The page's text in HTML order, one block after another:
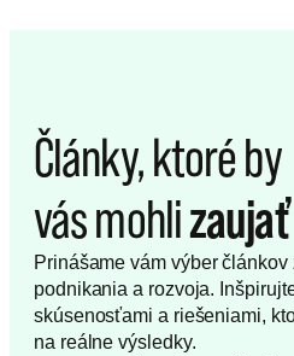
Články,ktoréby
vásmohlizaujať
Prinášame vám výber
podnikania a rozvoja.
skúsenosťami a riešeniami,
na reálne výsledky.